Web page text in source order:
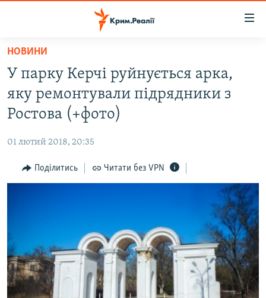
Перейти
основного
матеріалу
Перейти
до
основної
Перейти
до
ВОДА.КРИМ
ВІДЕО ТА ФОТО
БЛОГИ
ПОГЛЯД
ДЕПОРТАЦІЯ
ВІДЕОУРОКИ «ELIFBE»
ЯК ОБІЙТИ БЛОКУВАННЯ
Русский
НОВИНИ
У парку Керчі руйнується арка,
яку ремонтували підрядники з
Ростова (+фото)
01 лютий 2018, 20:35
Поділитись Читати без VPN